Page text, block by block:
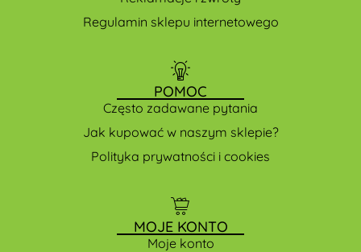
Regulamin sklepu internetowego
POMOC
Często zadawane pytania
Jak kupować w naszym sklepie?
Polityka prywatności i cookies
MOJE KONTO
Moje konto